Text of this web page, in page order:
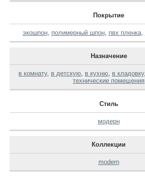
Покрытие
экошпон, полимерный шпон, пвх пленка,
Назначение
в комнату, в детскую в кухню в кладовку,
технические помещения
Стиль
модерн
Коллекции
modern